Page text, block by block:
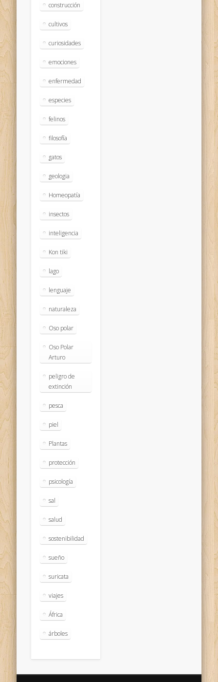
construcción
cultivos
curiosidades
emociones
enfermedad
especies
felinos
filosofía
gatos
geologia
Homeopatía
insectos
inteligencia
Kon tiki
lago
lenguaje
naturaleza
Oso polar
Oso Polar
Arturo
peligro de
extinción
pesca
piel
Plantas
protección
psicología
sal
salud
sostenibilidad
sueño
suricata
viajes
África
árboles